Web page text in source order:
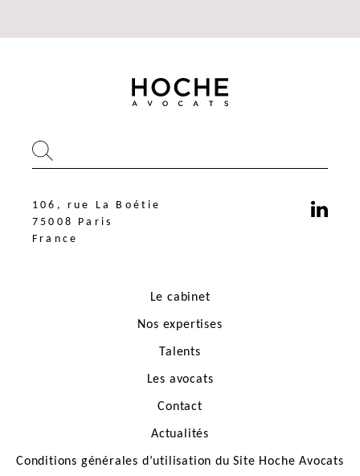
106, rue La Boétie
106, rue La Boétie
75008 Paris
France
Le cabinet
Nos expertises
Talents
Les avocats
Contact
Actualités
Conditions générales d’utilisation du Site Hoche Avocats